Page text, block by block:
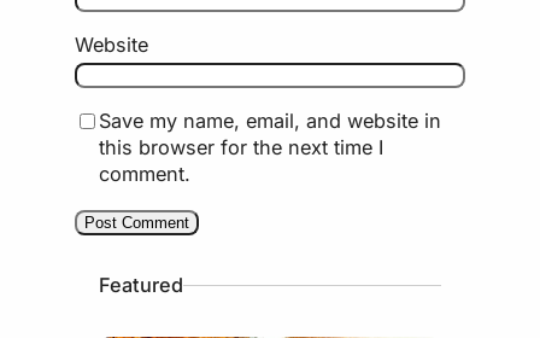
Website
Save my name, email, and website in
this browser for the next time I
comment.
Featured